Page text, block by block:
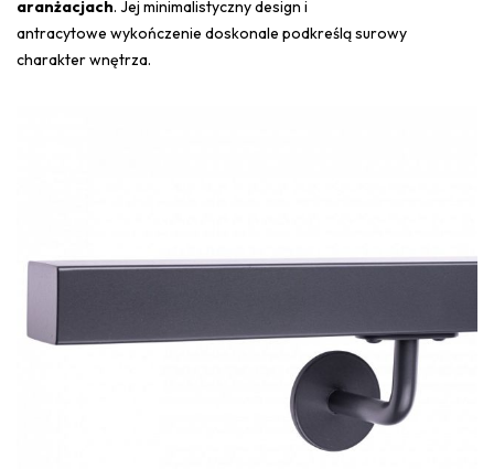
aranżacjach. Jej minimalistyczny design i
antracytowe wykończenie doskonale podkreślą surowy
charakter wnętrza.